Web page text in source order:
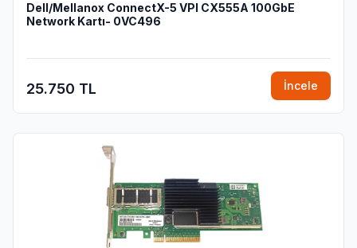
Dell/Mellanox ConnectX-5 VPI CX555A 100GbE
Network Kartı- 0VC496
25.750 TL İncele